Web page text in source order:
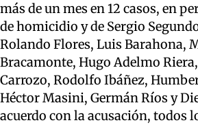
más de un mes en 12 casos, en
de homicidio y de Sergio
Rolando Flores, Luis Barahona,
Bracamonte, Hugo Adelmo
Carrozo, Rodolfo Ibáñez,
Héctor Masini, Germán Ríos y
acuerdo con la acusación, todos